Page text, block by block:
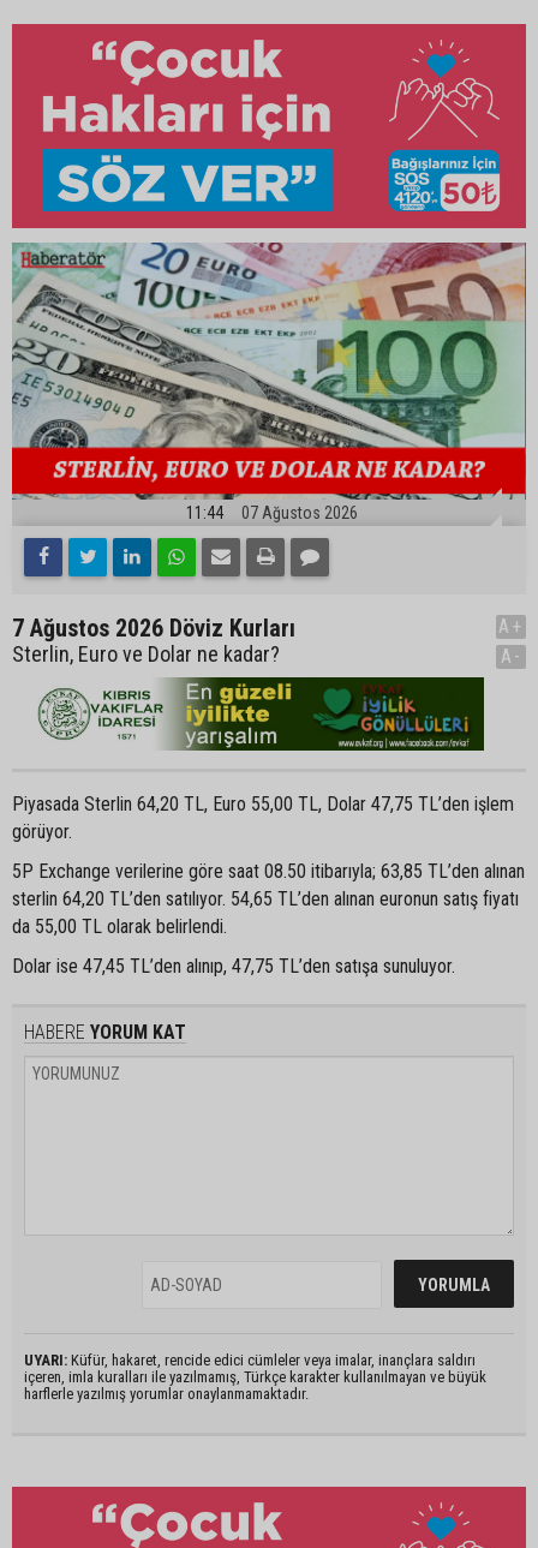
11:44 07 Ağustos 2026
7 Ağustos 2026 Döviz Kurları
Sterlin, Euro ve Dolar ne kadar?
A+
A-
Piyasada Sterlin 64,20 TL, Euro 55,00 TL, Dolar 47,75 TL’den işlem
görüyor.
5P Exchange verilerine göre saat 08.50 itibarıyla; 63,85 TL’den alınan
sterlin 64,20 TL’den satılıyor. 54,65 TL’den alınan euronun satış fiyatı
da 55,00 TL olarak belirlendi.
Dolar ise 47,45 TL’den alınıp, 47,75 TL’den satışa sunuluyor.
HABERE YORUM KAT
UYARI: Küfür, hakaret, rencide edici cümleler veya imalar, inançlara saldırı
içeren, imla kuralları ile yazılmamış, Türkçe karakter kullanılmayan ve büyük
harflerle yazılmış yorumlar onaylanmamaktadır.